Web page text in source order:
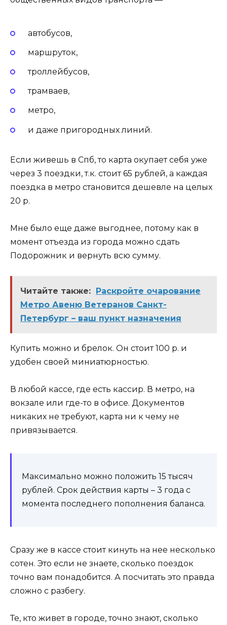
автобусов,
маршруток,
троллейбусов,
трамваев,
метро,
и даже пригородных линий.
Если живешь в Спб, то карта окупает себя уже
через 3 поездки, т.к. стоит 65 рублей, а каждая
поездка в метро становится дешевле на целых
20 р.
Мне было еще даже выгоднее, потому как в
момент отъезда из города можно сдать
Подорожник и вернуть всю сумму.
Читайте также: Раскройте очарование
Метро Авеню Ветеранов Санкт-
Петербург – ваш пункт назначения
Купить можно и брелок. Он стоит 100 р. и
удобен своей миниатюрностью.
В любой кассе, где есть кассир. В метро, на
вокзале или где-то в офисе. Документов
никаких не требуют, карта ни к чему не
привязывается.
Максимально можно положить 15 тысяч
рублей. Срок действия карты – 3 года с
момента последнего пополнения баланса.
Сразу же в кассе стоит кинуть на нее несколько
сотен. Это если не знаете, сколько поездок
точно вам понадобится. А посчитать это правда
сложно с разбегу.
Те, кто живет в городе, точно знают, сколько